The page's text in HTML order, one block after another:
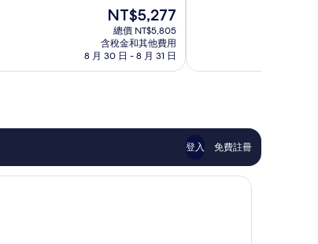
現
在
價
格
為
NT$5,277
總價 NT$5,805
含稅金和其他費用
8 月 30 日 - 8 月 31 日
了，
論
登入 免費註冊